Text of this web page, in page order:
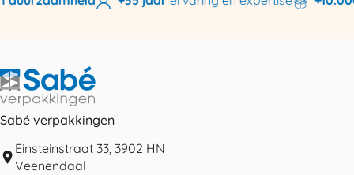
Sabé verpakkingen
Einsteinstraat 33, 3902 HN
Veenendaal